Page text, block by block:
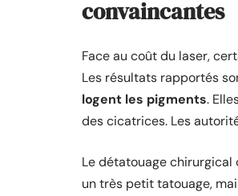
convaincantes
Face au coût du laser,
Les résultats rapportés
logent les pigments.
des cicatrices. Les
Le détatouage chirurgical
un très petit tatouage,